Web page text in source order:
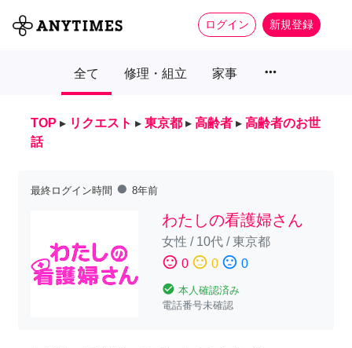
ログイン 新規登録
全て 修理・組立 家事 more_horiz
TOP ▸ リクエスト ▸ 東京都 ▸ 高齢者 ▸ 高齢者のお世
話
最終ログイン時間 fiber_manual_record 8年前
わたしの看護婦さん
女性 / 10代/東京都
sentiment_satisfied 0 sentiment_neutral 0 sentiment_dissatisfied 0
check_circle 本人確認済み
電話番号未確認